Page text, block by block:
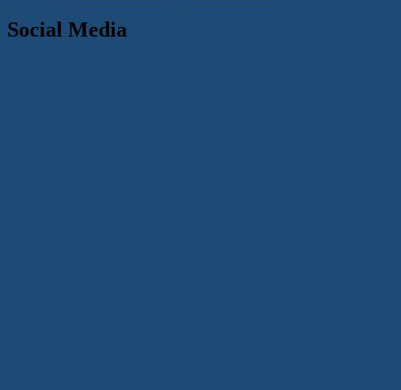
Social Media